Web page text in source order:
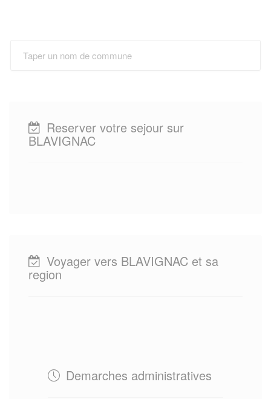
Reserver votre sejour sur
BLAVIGNAC
Voyager vers BLAVIGNAC et sa
region
Demarches administratives